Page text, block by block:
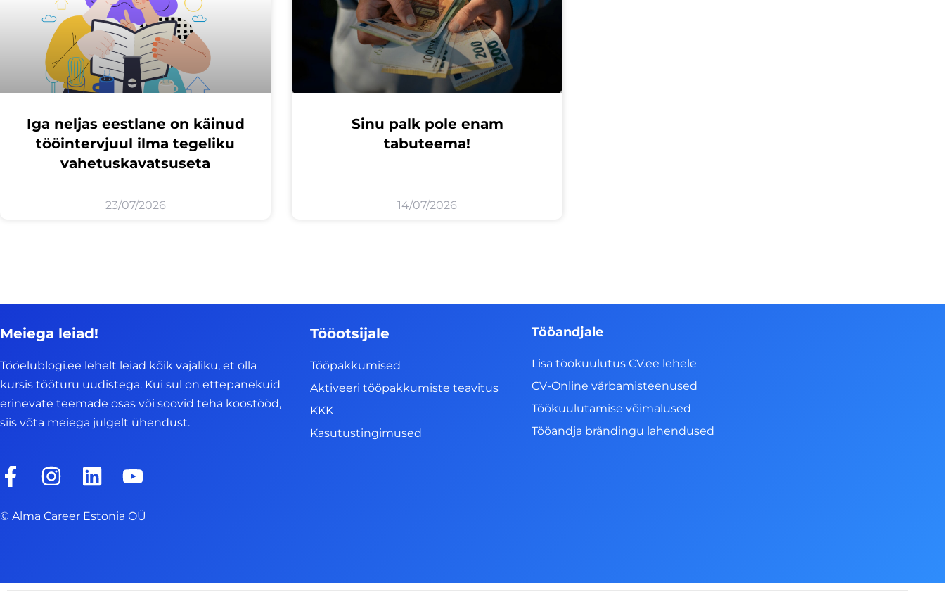
Iga neljas eestlane on käinud
tööintervjuul ilma tegeliku
vahetuskavatsuseta
23/07/2026
Sinu palk pole enam
tabuteema!
14/07/2026
Meiega leiad!
Tööelublogi.ee lehelt leiad kõik vajaliku, et olla
kursis tööturu uudistega. Kui sul on ettepanekuid
erinevate teemade osas või soovid teha koostööd,
siis võta meiega julgelt ühendust.
F
c
o
I
s
g
L
n
d
Y
u
b
© Alma Career Estonia OÜ
Tööotsijale
Tööpakkumised
Aktiveeri tööpakkumiste teavitus
KKK
Kasutustingimused
Tööandjale
Lisa töökuulutus CV.ee lehele
CV-Online värbamisteenused
Töökuulutamise võimalused
Tööandja brändingu lahendused